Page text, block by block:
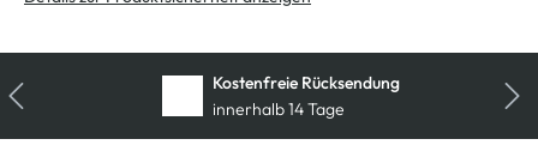
Kostenfreie Rücksendung
innerhalb 14 Tage